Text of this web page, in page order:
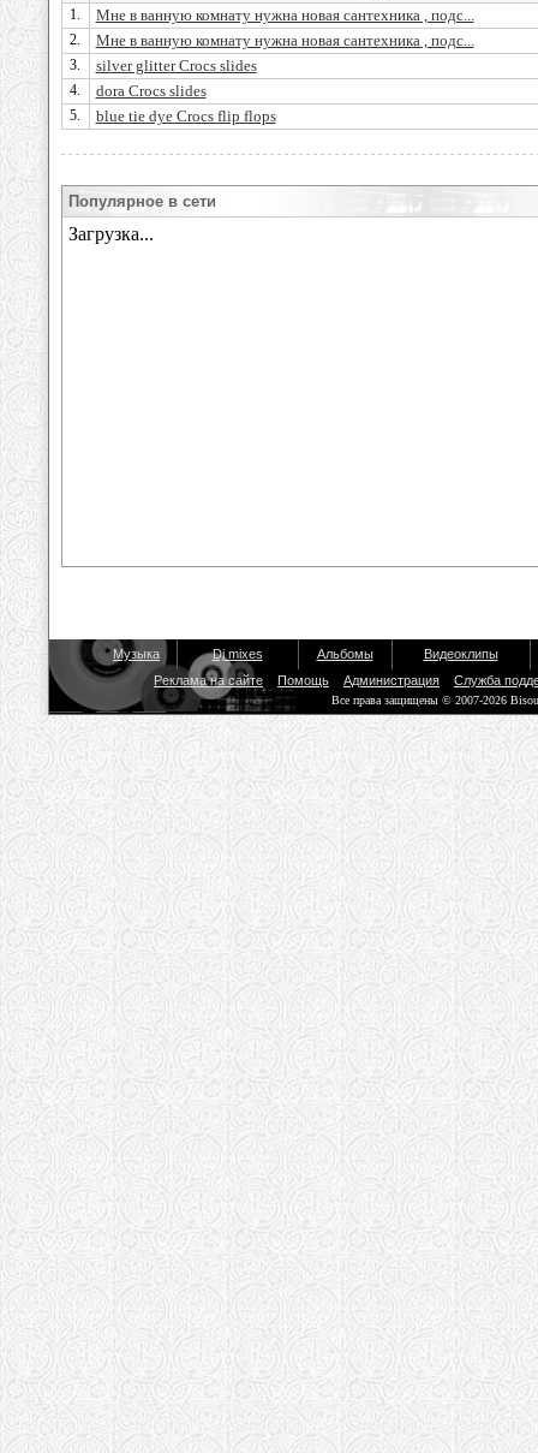
1. Мне в ванную комнату нужна новая сантехника , подс...
2. Мне в ванную комнату нужна новая сантехника , подс...
3. silver glitter Crocs slides
4. dora Crocs slides
5. blue tie dye Crocs flip flops
Популярное в сети
Музыка Dj mixes Альбомы
Видеоклипы
Реклама на сайте
Помощь Администрация Служба
Все права защищены © 2007-2026